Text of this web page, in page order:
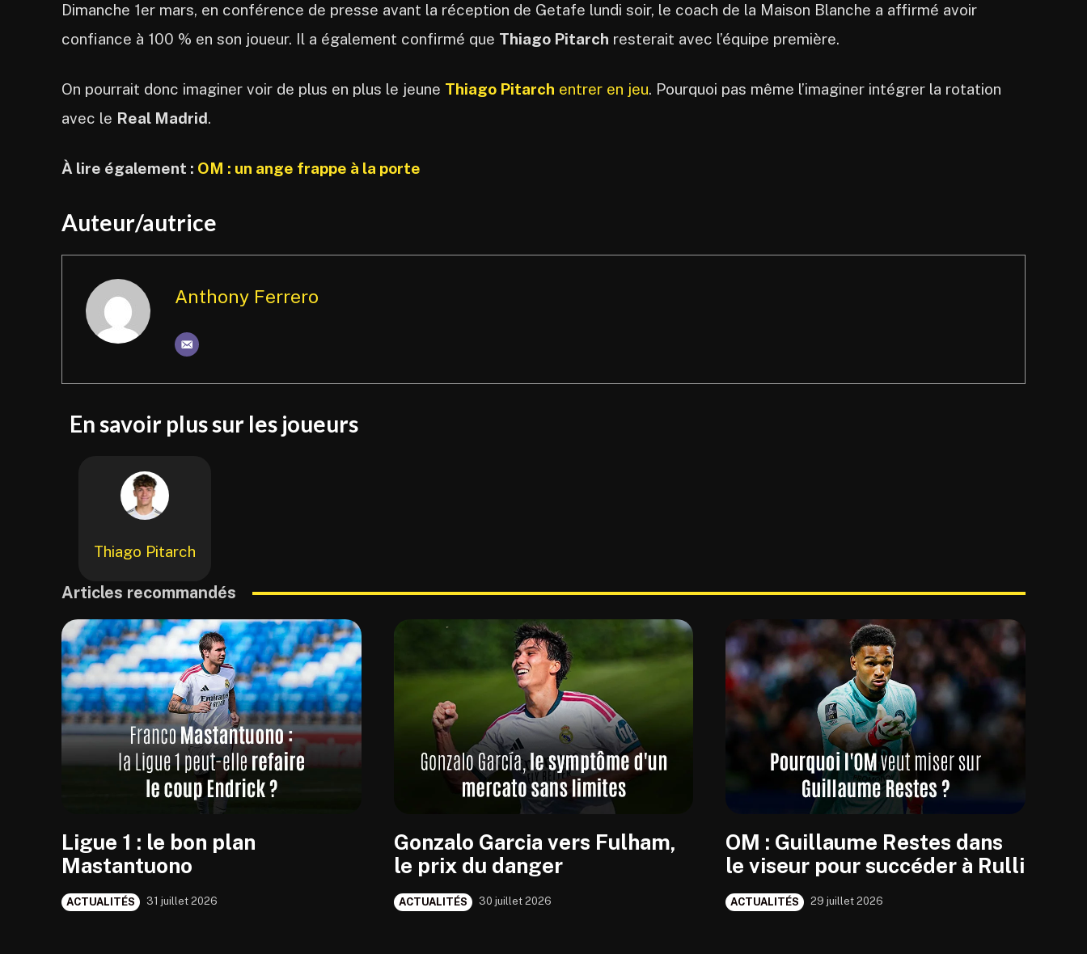
Dimanche 1er mars, en conférence de presse avant la réception de Getafe lundi soir, le coach de la Maison Blanche a affirmé avoir
confiance à 100 % en son joueur. Il a également confirmé que Thiago Pitarch resterait avec l’équipe première.
On pourrait donc imaginer voir de plus en plus le jeune Thiago Pitarch entrer en jeu. Pourquoi pas même l’imaginer intégrer la rotation
avec le Real Madrid.
À lire également : OM : un ange frappe à la porte
Auteur/autrice
Anthony Ferrero
En savoir plus sur les joueurs
Thiago Pitarch
Articles recommandés
Ligue 1 : le bon plan
Mastantuono
ACTUALITÉS 31 juillet 2026
Gonzalo Garcia vers Fulham,
le prix du danger
ACTUALITÉS 30 juillet 2026
OM : Guillaume Restes dans
le viseur pour succéder à Rulli
ACTUALITÉS 29 juillet 2026